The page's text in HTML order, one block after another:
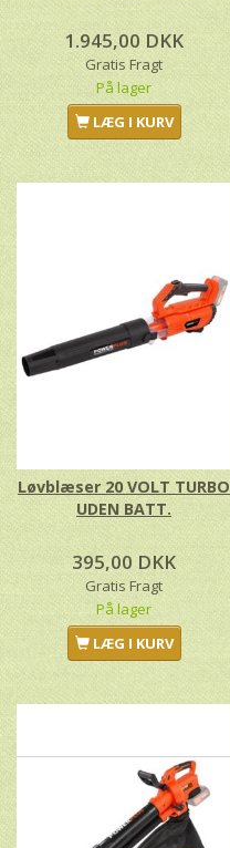
1.945,00 DKK
Gratis Fragt
På lager
LÆG I KURV
Løvblæser 20 VOLT TURBO
UDEN BATT.
395,00 DKK
Gratis Fragt
På lager
LÆG I KURV